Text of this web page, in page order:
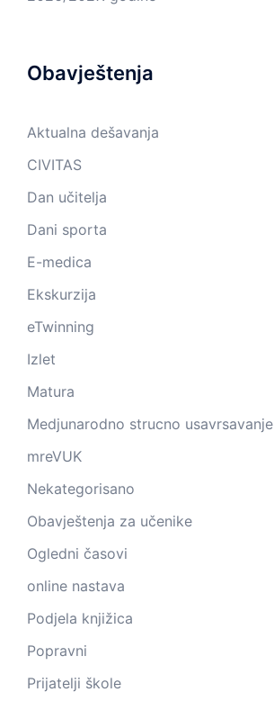
Obavještenja
Aktualna dešavanja
CIVITAS
Dan učitelja
Dani sporta
E-medica
Ekskurzija
eTwinning
Izlet
Matura
Medjunarodno strucno usavrsavanje
mreVUK
Nekategorisano
Obavještenja za učenike
Ogledni časovi
online nastava
Podjela knjižica
Popravni
Prijatelji škole